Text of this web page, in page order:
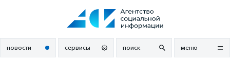
новости сервисы поиск меню